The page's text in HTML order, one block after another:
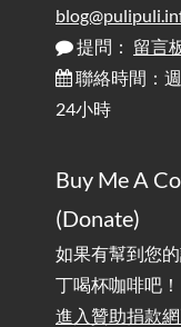
雜談：生活小技巧之
/ Talk: Use Velcro to
Home Is More Than
提問： 留言
聯絡時間：
24小時
Buy Me A
(Donate)
如果有幫到您
丁喝杯咖啡吧！
進入贊助捐款